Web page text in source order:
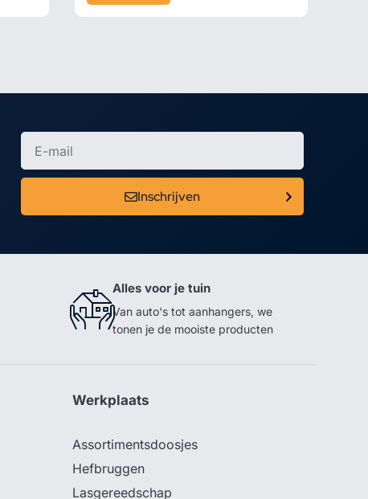
Inschrijven
Alles voor je tuin
Van auto's tot aanhangers, we
tonen je de mooiste producten
Werkplaats
Assortimentsdoosjes
Hefbruggen
Lasgereedschap